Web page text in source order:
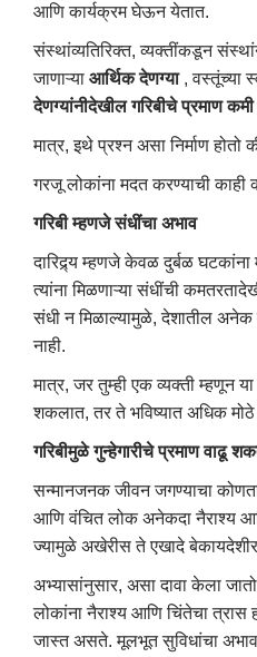
आणि कार्यक्रम घेऊन येतात.
संस्थांव्यतिरिक्त, व्यक्तींकडून
जाणाऱ्या आर्थिक देणग्या , वस्तूंच्या
देणग्यांनीदेखील गरिबीचे प्रमाण
मात्र, इथे प्रश्न असा निर्माण होतो
गरजू लोकांना मदत करण्याची
गरिबी म्हणजे संधींचा अभाव
दारिद्र्य म्हणजे केवळ दुर्बळ
त्यांना मिळणाऱ्या संधींची
संधी न मिळाल्यामुळे, देशातील अनेक
नाही.
मात्र, जर तुम्ही एक व्यक्ती म्हणून
शकलात, तर ते भविष्यात अधिक
गरिबीमुळे गुन्हेगारीचे प्रमाण वाढू
सन्मानजनक जीवन जगण्याचा
आणि वंचित लोक अनेकदा नैराश्य
ज्यामुळे अखेरीस ते एखादे
अभ्यासांनुसार, असा दावा केला
लोकांना नैराश्य आणि चिंतेचा त्रास
जास्त असते. मूलभूत सुविधांचा